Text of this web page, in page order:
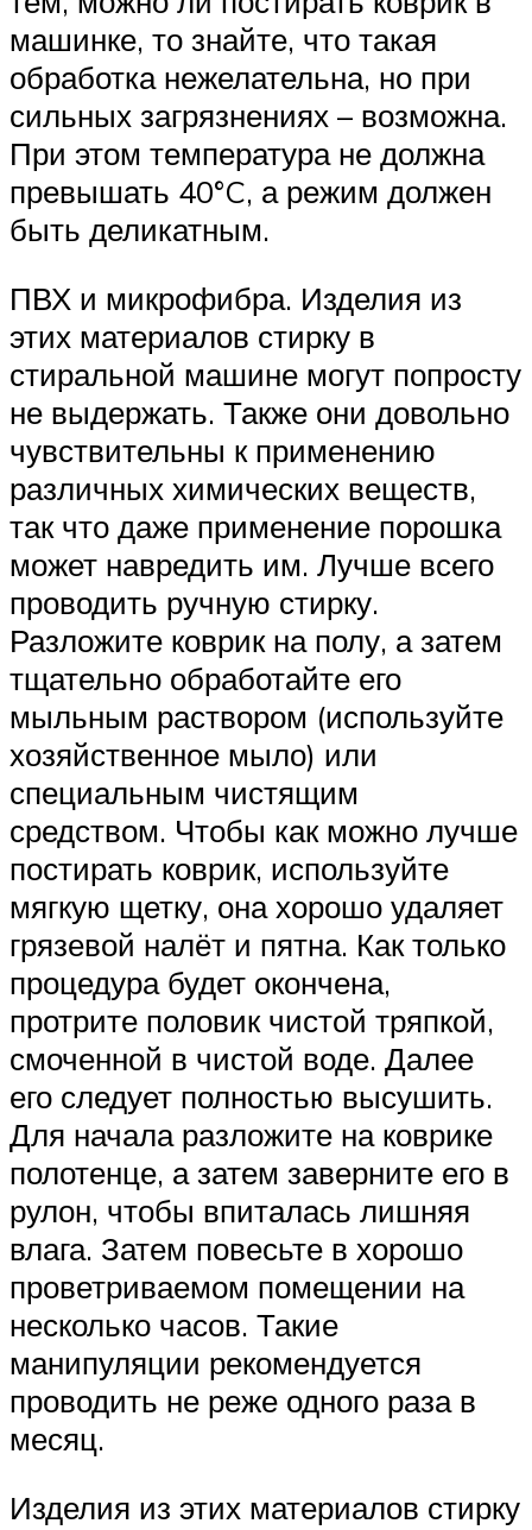
машинке, то знайте, что такая
обработка нежелательна, но при
сильных загрязнениях – возможна.
При этом температура не должна
превышать 40°C, а режим должен
быть деликатным.
ПВХ и микрофибра. Изделия из
этих материалов стирку в
стиральной машине могут попросту
не выдержать. Также они довольно
чувствительны к применению
различных химических веществ,
так что даже применение порошка
может навредить им. Лучше всего
проводить ручную стирку.
Разложите коврик на полу, а затем
тщательно обработайте его
мыльным раствором (используйте
хозяйственное мыло) или
специальным чистящим
средством. Чтобы как можно лучше
постирать коврик, используйте
мягкую щетку, она хорошо удаляет
грязевой налёт и пятна. Как только
процедура будет окончена,
протрите половик чистой тряпкой,
смоченной в чистой воде. Далее
его следует полностью высушить.
Для начала разложите на коврике
полотенце, а затем заверните его в
рулон, чтобы впиталась лишняя
влага. Затем повесьте в хорошо
проветриваемом помещении на
несколько часов. Такие
манипуляции рекомендуется
проводить не реже одного раза в
месяц.
Изделия из этих материалов стирку